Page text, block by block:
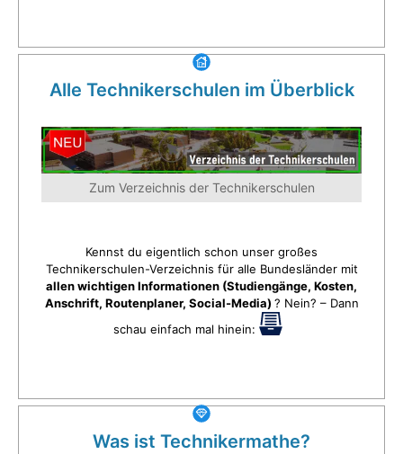
Alle Technikerschulen im Überblick
Zum Verzeichnis der Technikerschulen
Kennst du eigentlich schon unser großes
Technikerschulen-Verzeichnis für alle Bundesländer mit
allen wichtigen Informationen (Studiengänge, Kosten,
Anschrift, Routenplaner, Social-Media) ? Nein? – Dann
schau einfach mal hinein:
Was ist Technikermathe?